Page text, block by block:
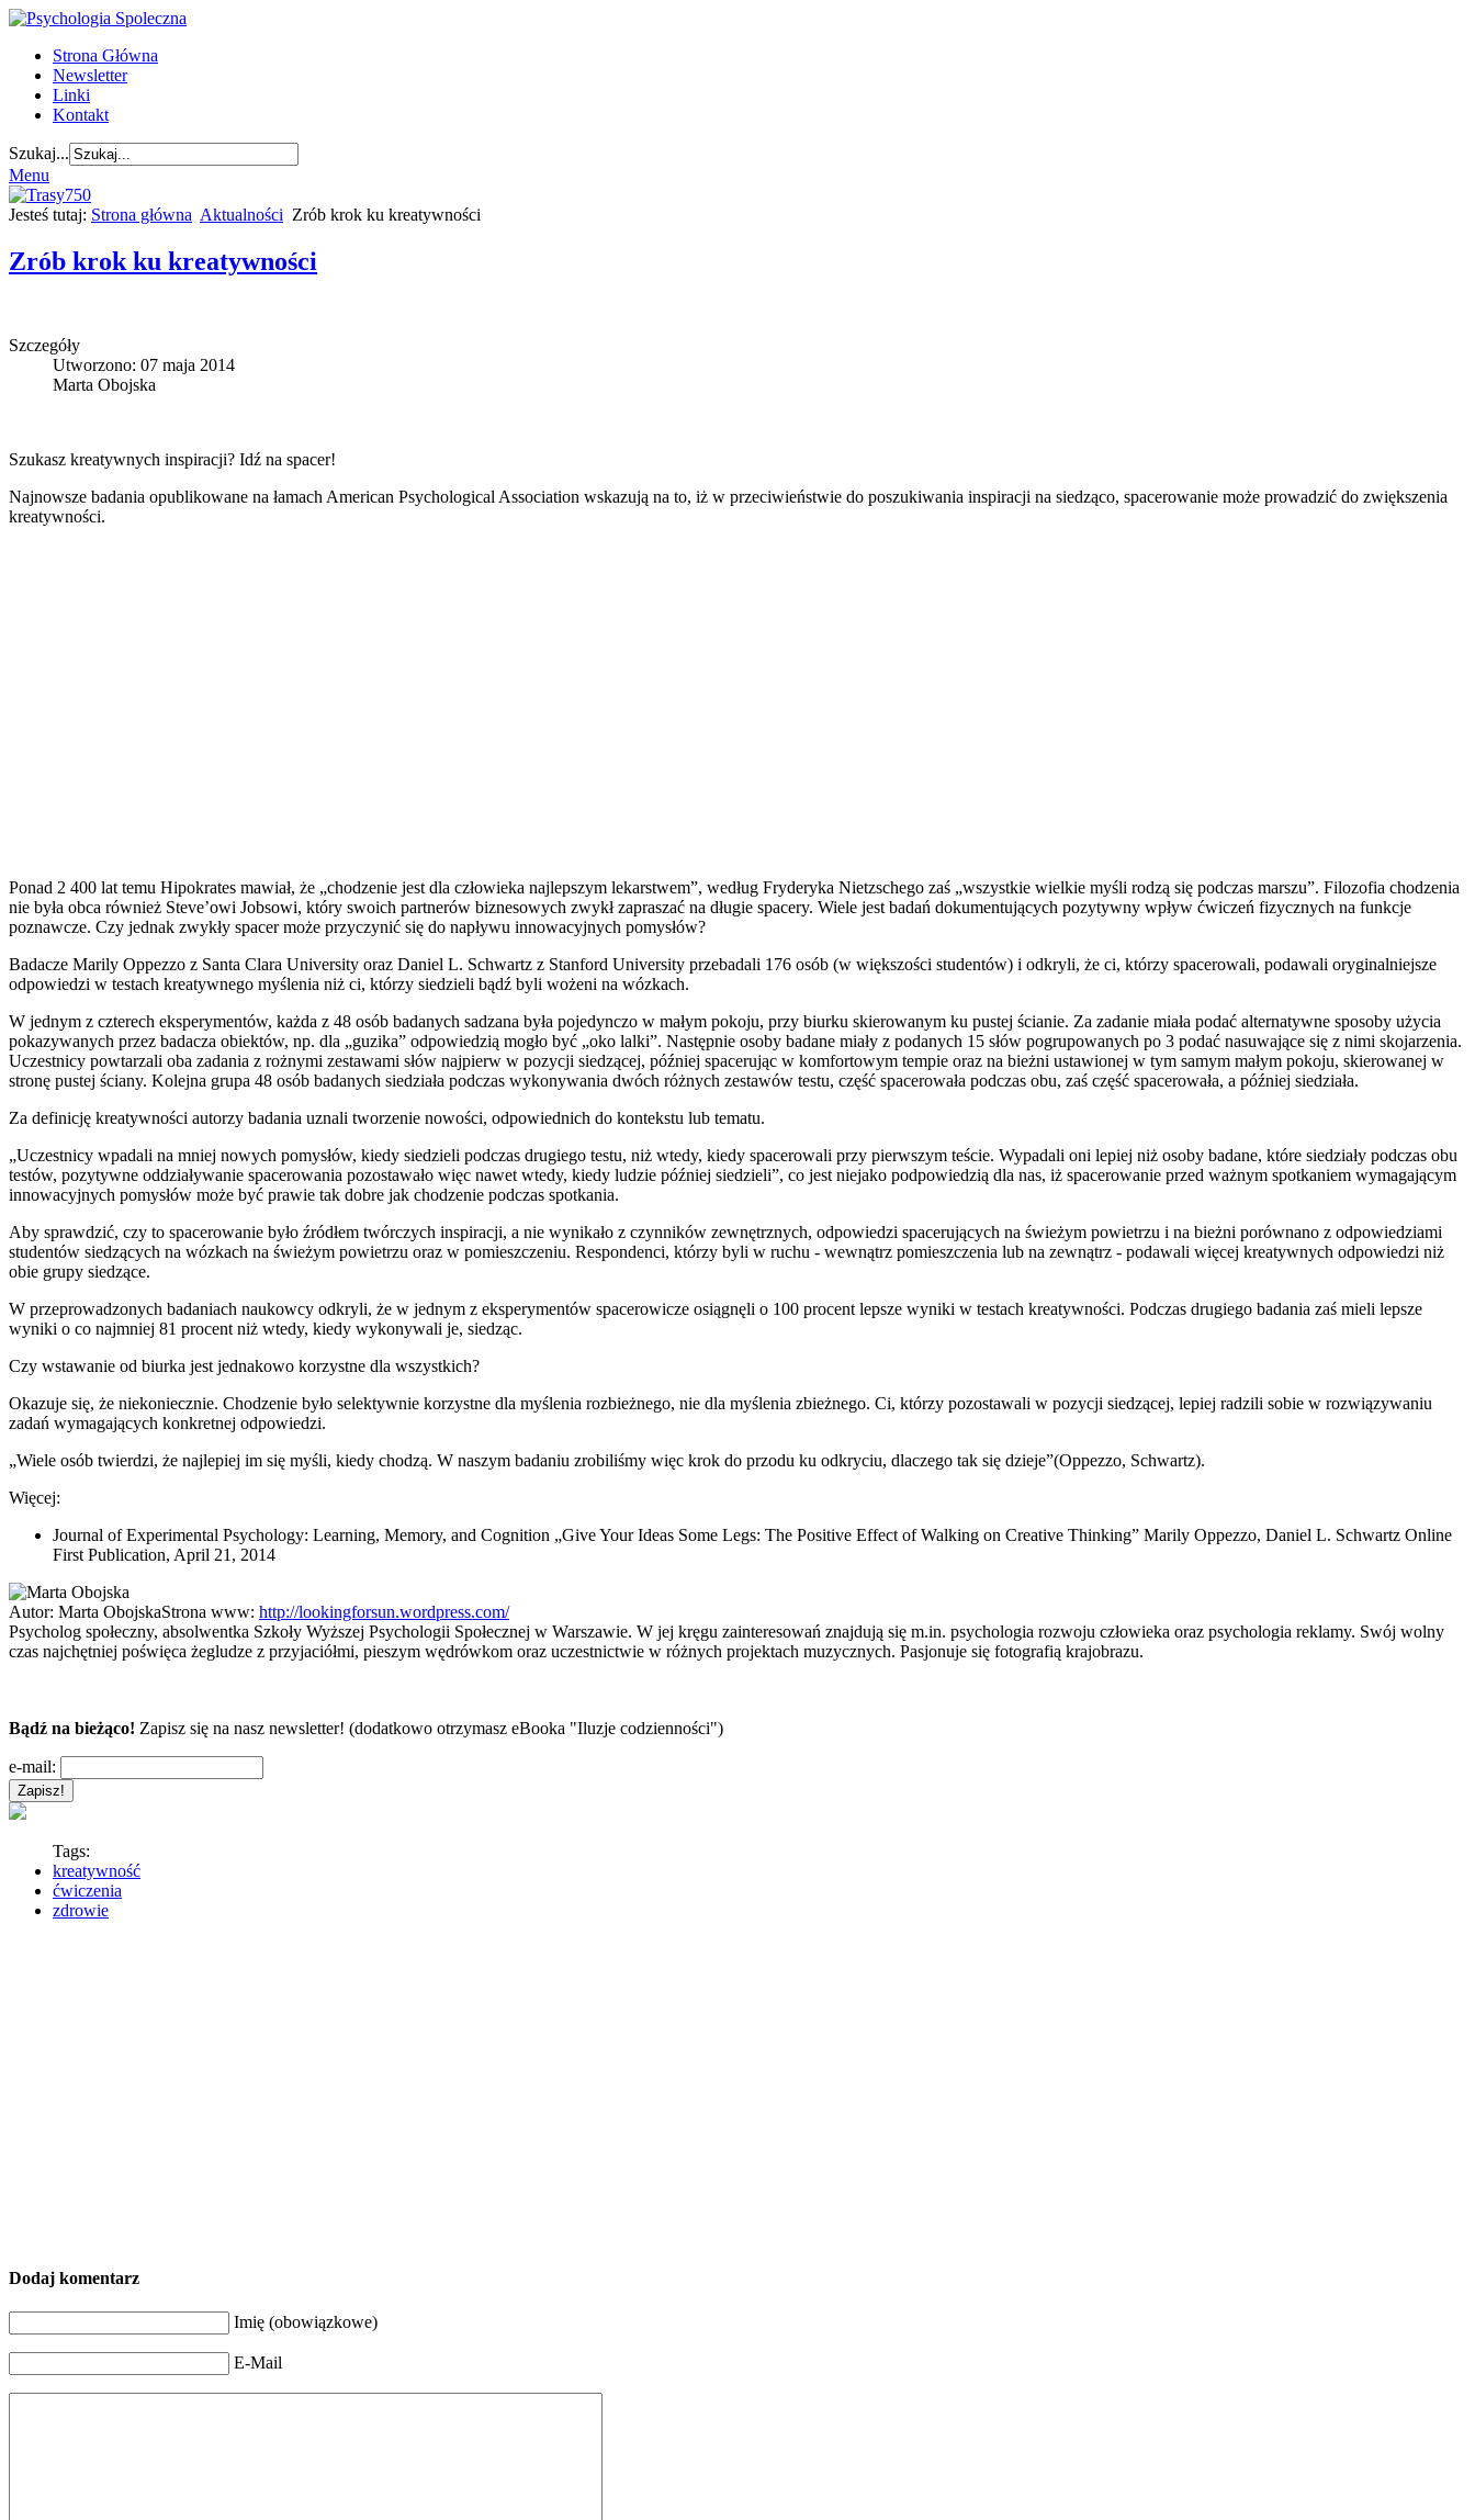
Strona Główna
Newsletter
Linki
Kontakt
Szukaj...
Menu
Jesteś tutaj: Strona główna Aktualności Zrób krok ku kreatywności
Zrób krok ku kreatywności
Szczegóły
Utworzono: 07 maja 2014
Marta Obojska
Szukasz kreatywnych inspiracji? Idź na spacer!
Najnowsze badania opublikowane na łamach American Psychological Association wskazują na to, iż w przeciwieństwie do poszukiwania inspiracji na siedząco, spacerowanie może prowadzić do zwiększenia
kreatywności.
Ponad 2 400 lat temu Hipokrates mawiał, że „chodzenie jest dla człowieka najlepszym lekarstwem”, według Fryderyka Nietzschego zaś „wszystkie wielkie myśli rodzą się podczas marszu”. Filozofia chodzenia
nie była obca również Steve’owi Jobsowi, który swoich partnerów biznesowych zwykł zapraszać na długie spacery. Wiele jest badań dokumentujących pozytywny wpływ ćwiczeń fizycznych na funkcje
poznawcze. Czy jednak zwykły spacer może przyczynić się do napływu innowacyjnych pomysłów?
Badacze Marily Oppezzo z Santa Clara University oraz Daniel L. Schwartz z Stanford University przebadali 176 osób (w większości studentów) i odkryli, że ci, którzy spacerowali, podawali oryginalniejsze
odpowiedzi w testach kreatywnego myślenia niż ci, którzy siedzieli bądź byli wożeni na wózkach.
W jednym z czterech eksperymentów, każda z 48 osób badanych sadzana była pojedynczo w małym pokoju, przy biurku skierowanym ku pustej ścianie. Za zadanie miała podać alternatywne sposoby użycia
pokazywanych przez badacza obiektów, np. dla „guzika” odpowiedzią mogło być „oko lalki”. Następnie osoby badane miały z podanych 15 słów pogrupowanych po 3 podać nasuwające się z nimi skojarzenia.
Uczestnicy powtarzali oba zadania z rożnymi zestawami słów najpierw w pozycji siedzącej, później spacerując w komfortowym tempie oraz na bieżni ustawionej w tym samym małym pokoju, skierowanej w
stronę pustej ściany. Kolejna grupa 48 osób badanych siedziała podczas wykonywania dwóch różnych zestawów testu, część spacerowała podczas obu, zaś część spacerowała, a później siedziała.
Za definicję kreatywności autorzy badania uznali tworzenie nowości, odpowiednich do kontekstu lub tematu.
„Uczestnicy wpadali na mniej nowych pomysłów, kiedy siedzieli podczas drugiego testu, niż wtedy, kiedy spacerowali przy pierwszym teście. Wypadali oni lepiej niż osoby badane, które siedziały podczas obu
testów, pozytywne oddziaływanie spacerowania pozostawało więc nawet wtedy, kiedy ludzie później siedzieli”, co jest niejako podpowiedzią dla nas, iż spacerowanie przed ważnym spotkaniem wymagającym
innowacyjnych pomysłów może być prawie tak dobre jak chodzenie podczas spotkania.
Aby sprawdzić, czy to spacerowanie było źródłem twórczych inspiracji, a nie wynikało z czynników zewnętrznych, odpowiedzi spacerujących na świeżym powietrzu i na bieżni porównano z odpowiedziami
studentów siedzących na wózkach na świeżym powietrzu oraz w pomieszczeniu. Respondenci, którzy byli w ruchu - wewnątrz pomieszczenia lub na zewnątrz - podawali więcej kreatywnych odpowiedzi niż
obie grupy siedzące.
W przeprowadzonych badaniach naukowcy odkryli, że w jednym z eksperymentów spacerowicze osiągnęli o 100 procent lepsze wyniki w testach kreatywności. Podczas drugiego badania zaś mieli lepsze
wyniki o co najmniej 81 procent niż wtedy, kiedy wykonywali je, siedząc.
Czy wstawanie od biurka jest jednakowo korzystne dla wszystkich?
Okazuje się, że niekoniecznie. Chodzenie było selektywnie korzystne dla myślenia rozbieżnego, nie dla myślenia zbieżnego. Ci, którzy pozostawali w pozycji siedzącej, lepiej radzili sobie w rozwiązywaniu
zadań wymagających konkretnej odpowiedzi.
„Wiele osób twierdzi, że najlepiej im się myśli, kiedy chodzą. W naszym badaniu zrobiliśmy więc krok do przodu ku odkryciu, dlaczego tak się dzieje”(Oppezzo, Schwartz).
Więcej:
Journal of Experimental Psychology: Learning, Memory, and Cognition „Give Your Ideas Some Legs: The Positive Effect of Walking on Creative Thinking” Marily Oppezzo, Daniel L. Schwartz Online
First Publication, April 21, 2014
Autor: Marta ObojskaStrona www: http://lookingforsun.wordpress.com/
Psycholog społeczny, absolwentka Szkoły Wyższej Psychologii Społecznej w Warszawie. W jej kręgu zainteresowań znajdują się m.in. psychologia rozwoju człowieka oraz psychologia reklamy. Swój wolny
czas najchętniej poświęca żegludze z przyjaciółmi, pieszym wędrówkom oraz uczestnictwie w różnych projektach muzycznych. Pasjonuje się fotografią krajobrazu.
Bądź na bieżąco! Zapisz się na nasz newsletter! (dodatkowo otrzymasz eBooka "Iluzje codzienności")
e-mail:
Tags:
kreatywność
ćwiczenia
zdrowie
Dodaj komentarz
Imię (obowiązkowe)
E-Mail